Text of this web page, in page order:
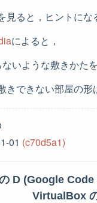
見ると，ヒントにな
によると，
いような敷きかた
きできない部屋の形
01 (c70d5a1)
D (Google Code
VirtualBox